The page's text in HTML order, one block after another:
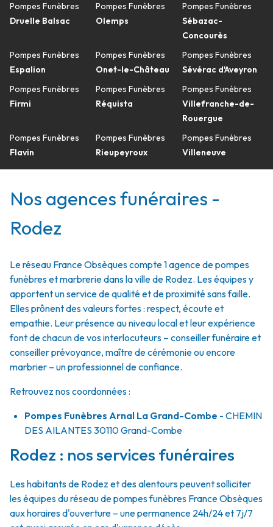
Pompes Funèbres
Druelle Balsac
Pompes Funèbres
Espalion
Pompes Funèbres
Firmi
Pompes Funèbres
Flavin
Pompes Funèbres
Olemps
Pompes Funèbres
Onet-le-Château
Pompes Funèbres
Réquista
Pompes Funèbres
Rieupeyroux
Pompes Funèbres
Sébazac-
Concourès
Pompes Funèbres
Sévérac d'Aveyron
Pompes Funèbres
Villefranche-de-
Rouergue
Pompes Funèbres
Villeneuve
Nos agences funéraires -
Rodez
Le réseau France Obsèques compte 1 agence de pompes
funèbres et marbrerie dans la ville de Rodez. Les équipes y
apportent un service de qualité et de proximité sans faille.
Elles prônent des valeurs fortes : respect, écoute et
empathie. Leur présence au niveau local et leur expérience
font de chacun de vos interlocuteurs – conseiller funéraire et
conseiller prévoyance, maître de cérémonie ou encore
marbrier – un professionnel de confiance.
Retrouvez nos coordonnées :
Pompes Funèbres Arnal La Grand-Combe - CHEMIN
DES AILANTES 30110Grand-Combe
Rodez : nos services funéraires
Les habitants de Rodez et des alentours peuvent solliciter
les équipes du réseau de pompes funèbres France Obsèques
aux horaires d'ouverture – une permanence 24h/24 et 7j/7